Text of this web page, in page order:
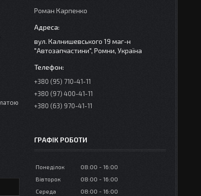
Роман Карпенко
вул. Калнишевського 19 маг-н
"Автозапчастини", Ромни, Україна
+380 (95) 710-41-11
+380 (97) 400-41-11
+380 (63) 970-41-11
ГРАФІК РОБОТИ
Понеділок 08:00
16:00
Вівторок
08:00
16:00
Середа
08:00
16:00